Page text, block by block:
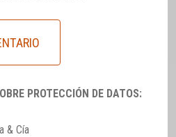
PROTECCIÓN DE DATOS:
& Cía